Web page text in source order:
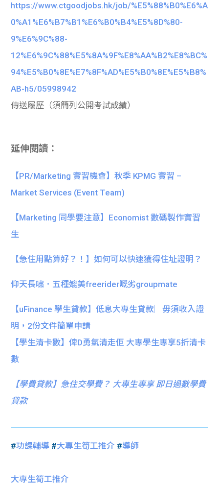
https://www.ctgoodjobs.hk/job/%E5%88%B0%E6%A
0%A1%E6%B7%B1%E6%B0%B4%E5%8D%80-
9%E6%9C%88-
12%E6%9C%88%E5%8A%9F%E8%AA%B2%E8%BC%
94%E5%B0%8E%E7%8F%AD%E5%B0%8E%E5%B8%
AB-h5/05998942
傳送履歷（須簡列公開考試成績）
延伸閱讀：
【PR/Marketing 實習機會】秋季 KPMG 實習 –
Market Services (Event Team)
【Marketing 同學要注意】Economist 數碼製作實習
生
【急住用點算好？！】如何可以快速獲得住址證明？
仰天長嘯．五種媲美freerider嘅劣groupmate
【uFinance 學生貸款】低息大專生貸款︳毋須收入證
明，2份文件簡單申請
【學生清卡數】俾D勇氣清走佢 大專學生專享5折清卡
數
【學費貸款】急住交學費？ 大專生專享 即日過數學費
貸款
#功課輔導 #大專生筍工推介 #導師
大專生筍工推介